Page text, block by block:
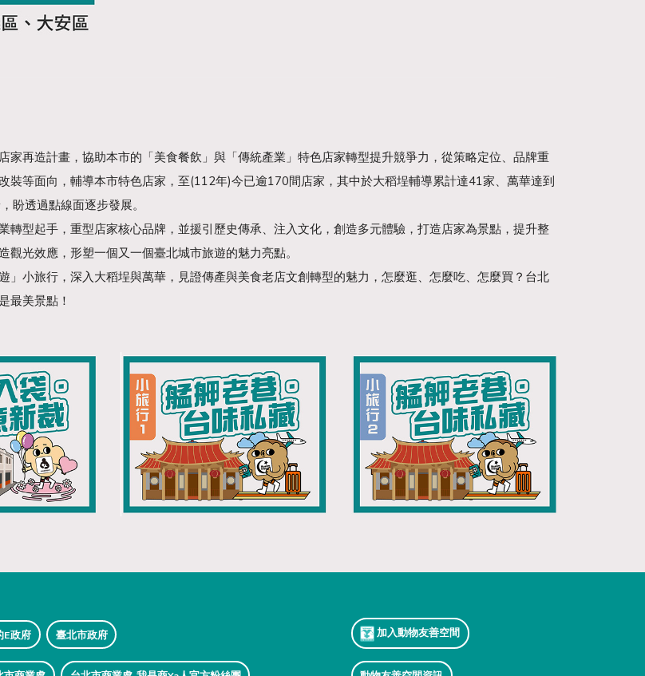
家再造計畫，協助本市的「美食餐飲」與「傳統產業」特色店家轉型提升競爭力，從策略定位、品牌重
裝等面向，輔導本市特色店家，至(112年)今已逾170間店家，其中於大稻埕輔導累計達41家、萬華達到
盼透過點線面逐步發展。
轉型起手，重型店家核心品牌，並援引歷史傳承、注入文化，創造多元體驗，打造店家為景點，提升整
觀光效應，形塑一個又一個臺北城市旅遊的魅力亮點。
」小旅行，深入大稻埕與萬華，見證傳產與美食老店文創轉型的魅力，怎麼逛、怎麼吃、怎麼買？台北
最美景點！
E政府 臺北市政府 加入動物友善空間